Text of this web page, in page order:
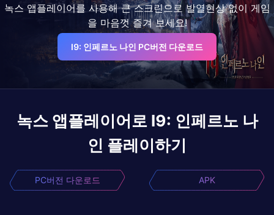
녹스 앱플레이어를 사용해 큰 스크린으로 발열현상 없이 게임
을 마음껏 즐겨 보세요!
I9: 인페르노 나인 PC버전 다운로드
녹스 앱플레이어로 I9: 인페르노 나
인 플레이하기
PC버전 다운로드 APK